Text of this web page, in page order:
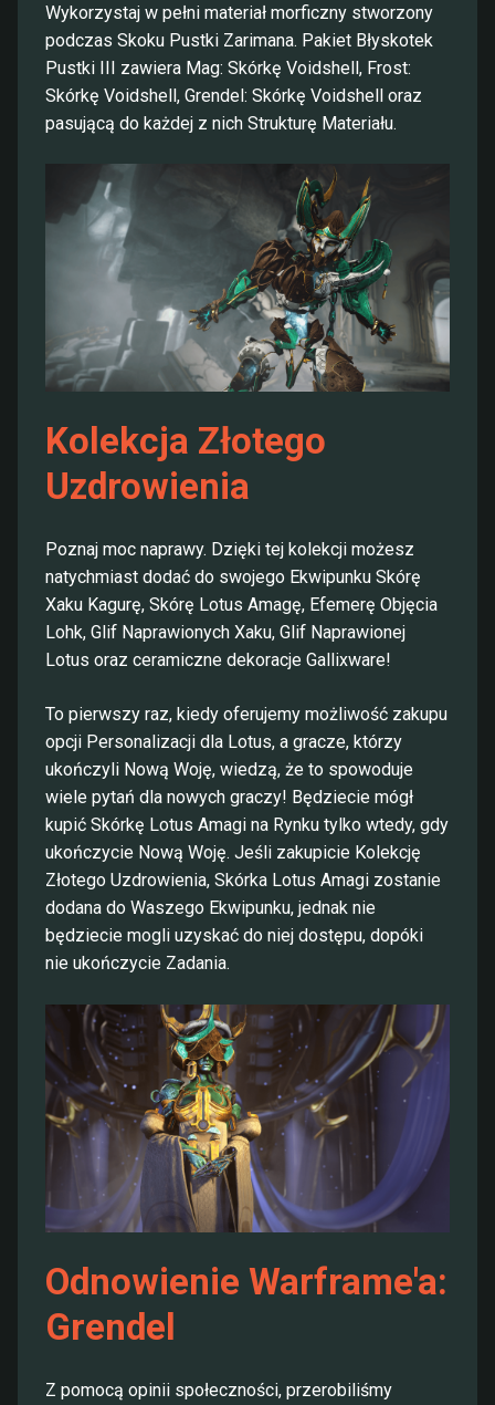
Wykorzystaj w pełni materiał morficzny stworzony
podczas Skoku Pustki Zarimana. Pakiet Błyskotek
Pustki III zawiera Mag: Skórkę Voidshell, Frost:
Skórkę Voidshell, Grendel: Skórkę Voidshell oraz
pasującą do każdej z nich Strukturę Materiału.
Kolekcja Złotego
Uzdrowienia
Poznaj moc naprawy. Dzięki tej kolekcji możesz
natychmiast dodać do swojego Ekwipunku Skórę
Xaku Kagurę, Skórę Lotus Amagę, Efemerę Objęcia
Lohk, Glif Naprawionych Xaku, Glif Naprawionej
Lotus oraz ceramiczne dekoracje Gallixware!
To pierwszy raz, kiedy oferujemy możliwość zakupu
opcji Personalizacji dla Lotus, a gracze, którzy
ukończyli Nową Woję, wiedzą, że to spowoduje
wiele pytań dla nowych graczy! Będziecie mógł
kupić Skórkę Lotus Amagi na Rynku tylko wtedy, gdy
ukończycie Nową Woję. Jeśli zakupicie Kolekcję
Złotego Uzdrowienia, Skórka Lotus Amagi zostanie
dodana do Waszego Ekwipunku, jednak nie
będziecie mogli uzyskać do niej dostępu, dopóki
nie ukończycie Zadania.
Odnowienie Warframe'a:
Grendel
Z pomocą opinii społeczności, przerobiliśmy